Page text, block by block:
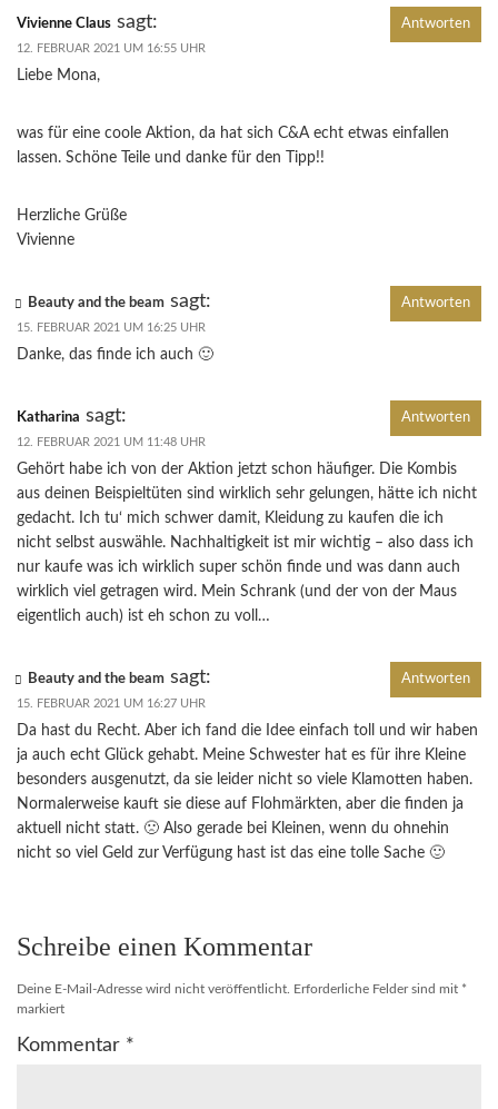
Vivienne Claus sagt:
12. FEBRUAR 2021 UM 16:55 UHR
Liebe Mona,
was für eine coole Aktion, da hat sich C&A echt etwas einfallen
lassen. Schöne Teile und danke für den Tipp!!
Herzliche Grüße
Vivienne
Antworten
Beauty and the beam sagt:
15. FEBRUAR 2021 UM 16:25 UHR
Danke, das finde ich auch 🙂
Antworten
Katharina sagt:
12. FEBRUAR 2021 UM 11:48 UHR
Gehört habe ich von der Aktion jetzt schon häufiger. Die Kombis
aus deinen Beispieltüten sind wirklich sehr gelungen, hätte ich nicht
gedacht. Ich tu‘ mich schwer damit, Kleidung zu kaufen die ich
nicht selbst auswähle. Nachhaltigkeit ist mir wichtig – also dass ich
nur kaufe was ich wirklich super schön finde und was dann auch
wirklich viel getragen wird. Mein Schrank (und der von der Maus
eigentlich auch) ist eh schon zu voll…
Antworten
Beauty and the beam sagt:
15. FEBRUAR 2021 UM 16:27 UHR
Da hast du Recht. Aber ich fand die Idee einfach toll und wir haben
ja auch echt Glück gehabt. Meine Schwester hat es für ihre Kleine
besonders ausgenutzt, da sie leider nicht so viele Klamotten haben.
Normalerweise kauft sie diese auf Flohmärkten, aber die finden ja
aktuell nicht statt. 🙁 Also gerade bei Kleinen, wenn du ohnehin
nicht so viel Geld zur Verfügung hast ist das eine tolle Sache 🙂
Antworten
Schreibe einen Kommentar
Deine E-Mail-Adresse wird nicht veröffentlicht. Erforderliche Felder sind mit *
markiert
Kommentar *